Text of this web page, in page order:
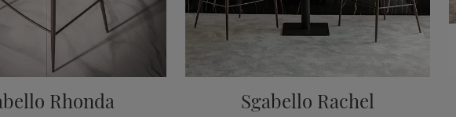
Rhonda Sgabello Rachel